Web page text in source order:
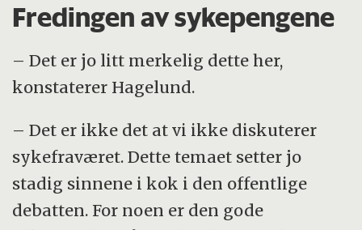
Fredingen av sykepengene
– Det er jo litt merkelig dette her,
konstaterer Hagelund.
– Det er ikke det at vi ikke diskuterer
sykefraværet. Dette temaet setter jo
stadig sinnene i kok i den offentlige
debatten. For noen er den gode